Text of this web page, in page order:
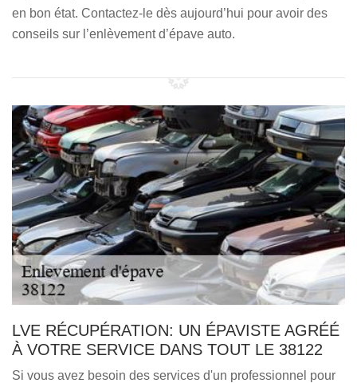
en bon état. Contactez-le dès aujourd’hui pour avoir des
conseils sur l’enlèvement d’épave auto.
LVE RÉCUPÉRATION: UN ÉPAVISTE AGRÉÉ
À VOTRE SERVICE DANS TOUT LE 38122
Si vous avez besoin des services d'un professionnel pour